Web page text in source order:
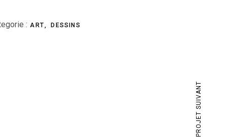
: ART DESSINS
PROJET SUIVANT